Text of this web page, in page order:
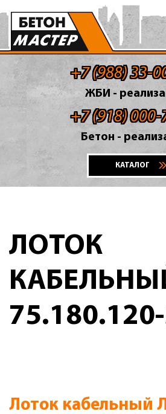
+7 (988) 33-
ЖБИ -
+7 (918) 000-
Бетон -
КАТАЛОГ
ЛОТОК
Лоток кабельный